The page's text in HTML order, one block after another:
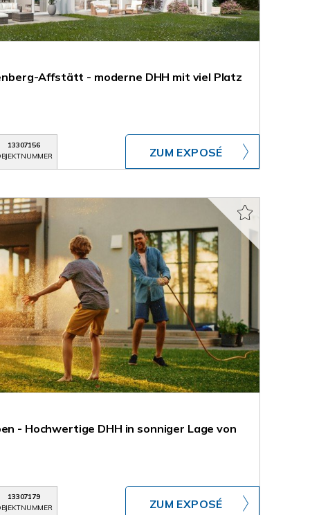
Affstätt - moderne DHH mit viel Platz
13307156
ZUM EXPOSÉ
- Hochwertige DHH in sonniger Lage von
13307179
ZUM EXPOSÉ